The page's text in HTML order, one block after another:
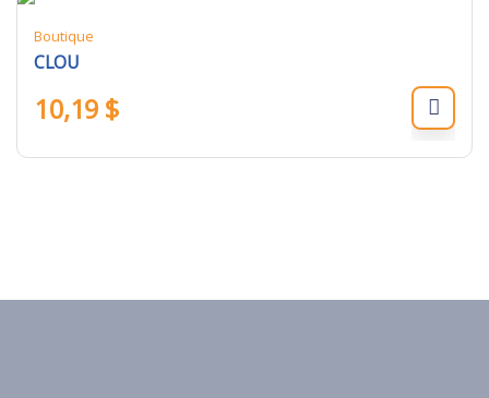
Boutique
CLOU
10,19 $